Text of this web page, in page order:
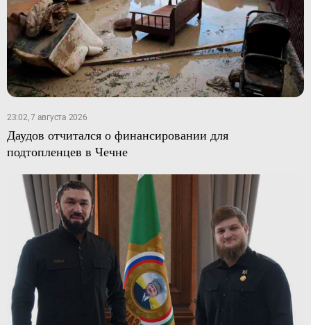
23:02, 7 августа 2026
Даудов отчитался о финансировании для
подтопленцев в Чечне